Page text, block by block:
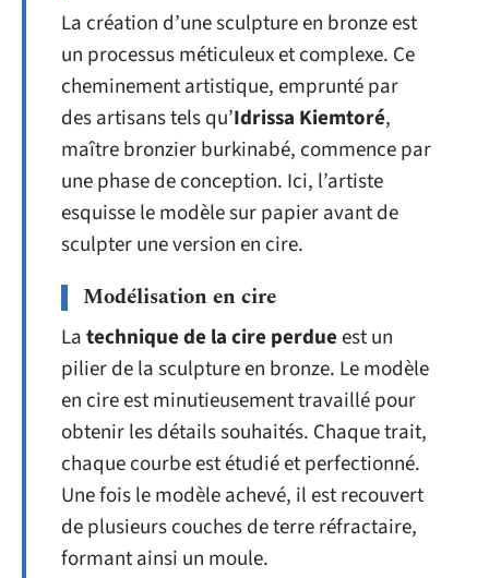
La création d’une sculpture en bronze est
un processus méticuleux et complexe. Ce
cheminement artistique, emprunté par
des artisans tels qu’Idrissa Kiemtoré,
maître bronzier burkinabé, commence par
une phase de conception. Ici, l’artiste
esquisse le modèle sur papier avant de
sculpter une version en cire.
Modélisation en cire
Latechnique de la cire perdueest un
pilier de la sculpture en bronze. Le modèle
en cire est minutieusement travaillé pour
obtenir les détails souhaités. Chaque trait,
chaque courbe est étudié et perfectionné.
Une fois le modèle achevé, il est recouvert
de plusieurs couches de terre réfractaire,
formant ainsi un moule.